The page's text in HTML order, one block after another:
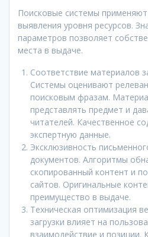
Поисковые системы
выявления уровня ресурсов.
параметров позволяет
места в выдаче.
Соответствие материалов
Системы оценивают
поисковым фразам.
представлять предмет и
читателей. Качественное
экспертную данные.
Эксклюзивность
документов. Алгоритмы
скопированный контент и
сайтов. Оригинальные
преимущество в выдаче.
Техническая оптимизация
загрузки влияет на
взаимодействие и позиции.